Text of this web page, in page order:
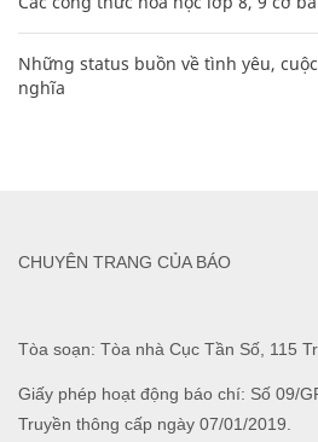
Những status buồn về tình yêu,
nghĩa
Tòa soạn: Tòa nhà Cục Tần Số, 115
Giấy phép hoạt động báo chí: Số 09/
Truyền thông cấp ngày 07/01/2019.
CHUYÊN TRANG CỦA BÁO